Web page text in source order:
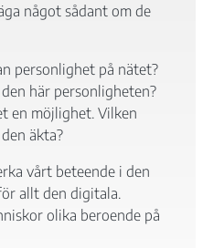
något sådant om de
personlighet på nätet?
här personligheten?
en möjlighet. Vilken
äkta?
vårt beteende i den
allt den digitala.
olika beroende på